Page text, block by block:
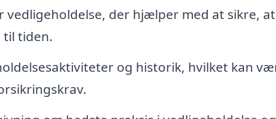
der hjælper med at sikre,
tiden.
og historik, hvilket kan